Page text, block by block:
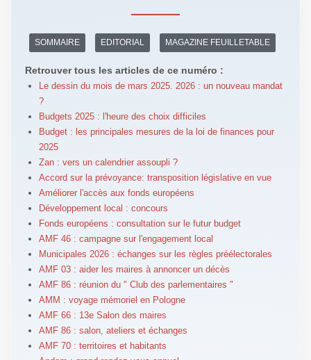
SOMMAIRE EDITORIAL MAGAZINE FEUILLETABLE
Retrouver tous les articles de ce numéro :
Le dessin du mois de mars 2025. 2026 : un nouveau mandat
?
Budgets 2025 : l'heure des choix difficiles
Budget : les principales mesures de la loi de finances pour
2025
Zan : vers un calendrier assoupli ?
Accord sur la prévoyance: transposition législative en vue
Améliorer l'accès aux fonds européens
Développement local : concours
Fonds européens : consultation sur le futur budget
AMF 46 : campagne sur l'engagement local
Municipales 2026 : échanges sur les règles préélectorales
AMF 03 : aider les maires à annoncer un décès
AMF 86 : réunion du " Club des parlementaires "
AMM : voyage mémoriel en Pologne
AMF 66 : 13e Salon des maires
AMF 86 : salon, ateliers et échanges
AMF 70 : territoires et habitants